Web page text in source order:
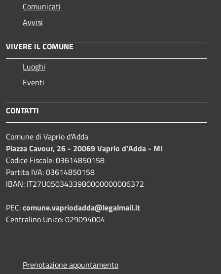
Comunicati
Avvisi
VIVERE IL COMUNE
Luoghi
Eventi
CONTATTI
Comune di Vaprio d'Adda
Piazza Cavour, 26 - 20069 Vaprio d'Adda - MI
Codice Fiscale: 03614850158
Partita IVA: 03614850158
IBAN: IT27U0503433980000000006372
PEC:comune.vapriodadda@legalmail.it
Centralino Unico: 029094004
Prenotazione appuntamento